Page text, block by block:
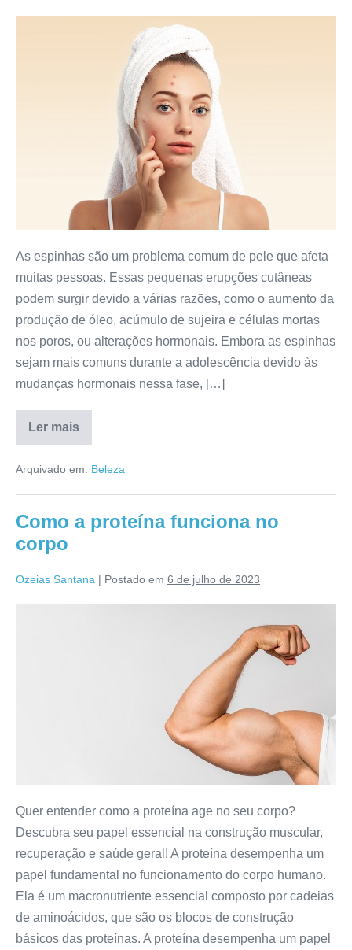
As espinhas são um problema comum de pele que afeta
muitas pessoas. Essas pequenas erupções cutâneas
podem surgir devido a várias razões, como o aumento da
produção de óleo, acúmulo de sujeira e células mortas
nos poros, ou alterações hormonais. Embora as espinhas
sejam mais comuns durante a adolescência devido às
mudanças hormonais nessa fase, […]
Ler mais
7
dicas
acabar
as
Arquivado em: Beleza
Como a proteína funciona no
corpo
Ozeias Santana | Postado em 6 de julho de 2023
Quer entender como a proteína age no seu corpo?
Descubra seu papel essencial na construção muscular,
recuperação e saúde geral! A proteína desempenha um
papel fundamental no funcionamento do corpo humano.
Ela é um macronutriente essencial composto por cadeias
de aminoácidos, que são os blocos de construção
básicos das proteínas. A proteína desempenha um papel